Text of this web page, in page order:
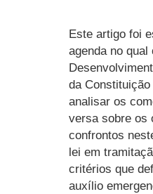
Este artigo foi
agenda no
da
analisar os
versa sobre os
confrontos
lei em
critérios que
auxílio